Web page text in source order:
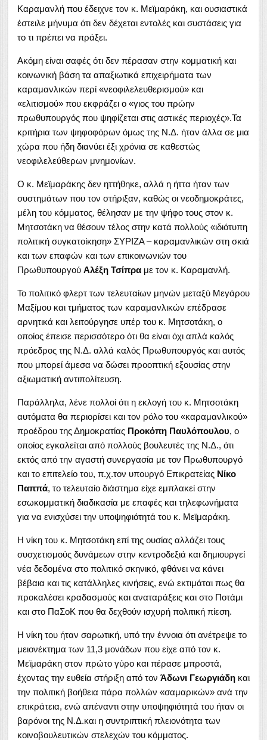
Καραμανλή που έδειχνε τον κ. Μεϊμαράκη, και ουσιαστικά
έστειλε μήνυμα ότι δεν δέχεται εντολές και συστάσεις για
το τι πρέπει να πράξει.
Ακόμη είναι σαφές ότι δεν πέρασαν στην κομματική και
κοινωνική βάση τα απαξιωτικά επιχειρήματα των
καραμανλικών περί «νεοφιλελευθερισμού» και
«ελιτισμού» που εκφράζει ο «γιος του πρώην
πρωθυπουργός που ψηφίζεται στις αστικές περιοχές».Τα
κριτήρια των ψηφοφόρων όμως της Ν.Δ. ήταν άλλα σε μια
χώρα που ήδη διανύει έξι χρόνια σε καθεστώς
νεοφιλελεύθερων μνημονίων.
Ο κ. Μεϊμαράκης δεν ηττήθηκε, αλλά η ήττα ήταν των
συστημάτων που τον στήριξαν, καθώς οι νεοδημοκράτες,
μέλη του κόμματος, θέλησαν με την ψήφο τους στον κ.
Μητσοτάκη να θέσουν τέλος στην κατά πολλούς «ιδιότυπη
πολιτική συγκατοίκηση» ΣΥΡΙΖΑ – καραμανλικών στη σκιά
και των επαφών και των επικοινωνιών του
Πρωθυπουργού Αλέξη Τσίπρα με τον κ. Καραμανλή.
Το πολιτικό φλερτ των τελευταίων μηνών μεταξύ Μεγάρου
Μαξίμου και τμήματος των καραμανλικών επέδρασε
αρνητικά και λειτούργησε υπέρ του κ. Μητσοτάκη, ο
οποίος έπεισε περισσότερο ότι θα είναι όχι απλά καλός
πρόεδρος της Ν.Δ. αλλά καλός Πρωθυπουργός και αυτός
που μπορεί άμεσα να δώσει προοπτική εξουσίας στην
αξιωματική αντιπολίτευση.
Παράλληλα, λένε πολλοί ότι η εκλογή του κ. Μητσοτάκη
αυτόματα θα περιορίσει και τον ρόλο του «καραμανλικού»
προέδρου της Δημοκρατίας Προκόπη Παυλόπουλου, ο
οποίος εγκαλείται από πολλούς βουλευτές της Ν.Δ., ότι
εκτός από την αγαστή συνεργασία με τον Πρωθυπουργό
και το επιτελείο του, π.χ.τον υπουργό Επικρατείας Νίκο
Παππά, το τελευταίο διάστημα είχε εμπλακεί στην
εσωκομματική διαδικασία με επαφές και τηλεφωνήματα
για να ενισχύσει την υποψηφιότητά του κ. Μεϊμαράκη.
Η νίκη του κ. Μητσοτάκη επί της ουσίας αλλάζει τους
συσχετισμούς δυνάμεων στην κεντροδεξιά και δημιουργεί
νέα δεδομένα στο πολιτικό σκηνικό, φθάνει να κάνει
βέβαια και τις κατάλληλες κινήσεις, ενώ εκτιμάται πως θα
προκαλέσει κραδασμούς και αναταράξεις και στο Ποτάμι
και στο ΠαΣοΚ που θα δεχθούν ισχυρή πολιτική πίεση.
Η νίκη του ήταν σαρωτική, υπό την έννοια ότι ανέτρεψε το
μειονέκτημα των 11,3 μονάδων που είχε από τον κ.
Μεϊμαράκη στον πρώτο γύρο και πέρασε μπροστά,
έχοντας την ευθεία στήριξη από τον Άδωνι Γεωργιάδη και
την πολιτική βοήθεια πάρα πολλών «σαμαρικών» ανά την
επικράτεια, ενώ απέναντι στην υποψηφιότητά του ήταν οι
βαρόνοι της Ν.Δ.και η συντριπτική πλειονότητα των
κοινοβουλευτικών στελεχών του κόμματος.